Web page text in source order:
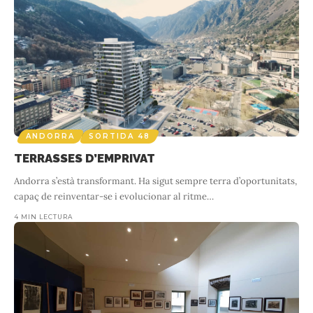
ANDORRA SORTIDA 48
TERRASSES D’EMPRIVAT
Andorra s’està transformant. Ha sigut sempre terra d’oportunitats,
capaç de reinventar-se i evolucionar al ritme…
4 MIN LECTURA